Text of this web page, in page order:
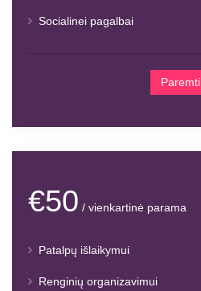
Socialinei pagalbai
Paremti
€50 / vienkartinė parama
Patalpų išlaikymui
Renginių organizavimui